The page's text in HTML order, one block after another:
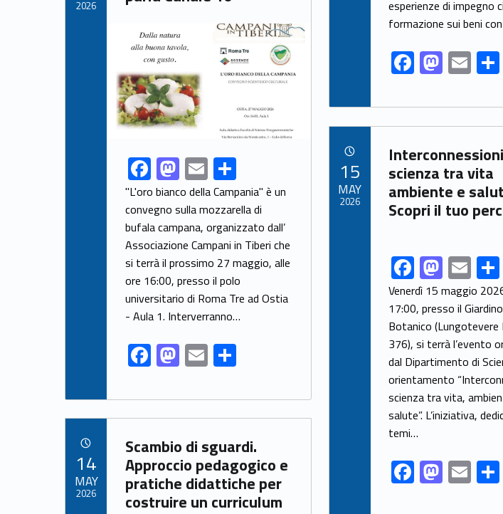
o
k
n
esperienze di impegno
formazione sui beni
F
ac
e
b
o
o
k
M
as
to
d
o
n
E
m
ai
l
Link identifier share facebook archive #share-link-archive-50330F
ac
e
b
o
o
k
M
as
to
d
o
n
E
m
ai
l
S
h
ar
e
"L'oro bianco della Campania" è un
convegno sulla mozzarella di
bufala campana, organizzato dall’
Associazione Campani in Tiberi che
si terrà il prossimo 27 maggio, alle
ore 16:00, presso il polo
universitario di Roma Tre ad Ostia
- Aula 1. Interverranno…
F
ac
e
b
o
o
k
M
as
to
d
o
n
E
m
ai
l
S
h
ar
e
2026
Link identifier archive #link-archive-5568
scienza tra vita
ambiente e
Scopri il tuo
Link identifier share facebook archive #share-link-archive-10160F
ac
e
b
o
o
k
M
as
to
d
o
n
E
m
ai
l
Venerdì 15 maggio
17:00, presso il
Botanico (Lungotevere
376), si terrà l’evento
dal Dipartimento di
orientamento
scienza tra vita,
salute”. L’iniziativa,
temi…
F
ac
M
as
E
m
15
MAY
2026
Link identifier archive #link-archive-57402
Scambio di sguardi.
Approccio pedagogico e
pratiche didattiche per
costruire un curriculum
14
MAY
2026